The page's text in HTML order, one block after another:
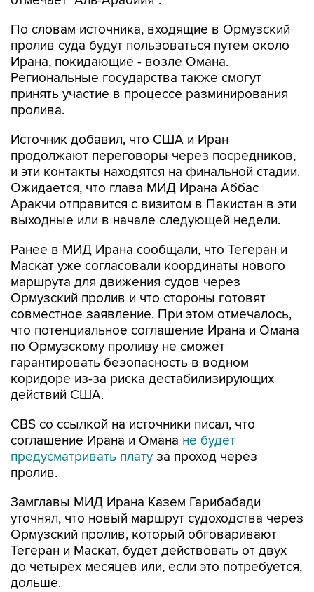
По словам источника, входящие в Ормузский
пролив суда будут пользоваться путем около
Ирана, покидающие - возле Омана.
Региональные государства также смогут
принять участие в процессе разминирования
пролива.
Источник добавил, что США и Иран
продолжают переговоры через посредников,
и эти контакты находятся на финальной стадии.
Ожидается, что глава МИД Ирана Аббас
Аракчи отправится с визитом в Пакистан в эти
выходные или в начале следующей недели.
Ранее в МИД Ирана сообщали, что Тегеран и
Маскат уже согласовали координаты нового
маршрута для движения судов через
Ормузский пролив и что стороны готовят
совместное заявление. При этом отмечалось,
что потенциальное соглашение Ирана и Омана
по Ормузскому проливу не сможет
гарантировать безопасность в водном
коридоре из-за риска дестабилизирующих
действий США.
CBS со ссылкой на источники писал, что
соглашение Ирана и Омана не будет
предусматривать плату за проход через
пролив.
Замглавы МИД Ирана Казем Гарибабади
уточнял, что новый маршрут судоходства через
Ормузский пролив, который обговаривают
Тегеран и Маскат, будет действовать от двух
до четырех месяцев или, если это потребуется,
дольше.